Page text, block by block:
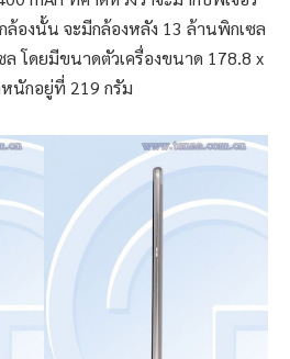
ล้องนั้น จะมีกล้องหลัง 13 ล้านพิกเซล
โดยมีขนาดตัวเครื่องขนาด 178.8 x
นักอยู่ที่ 219 กรัม